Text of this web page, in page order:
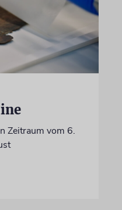
Zeitraum vom 6.